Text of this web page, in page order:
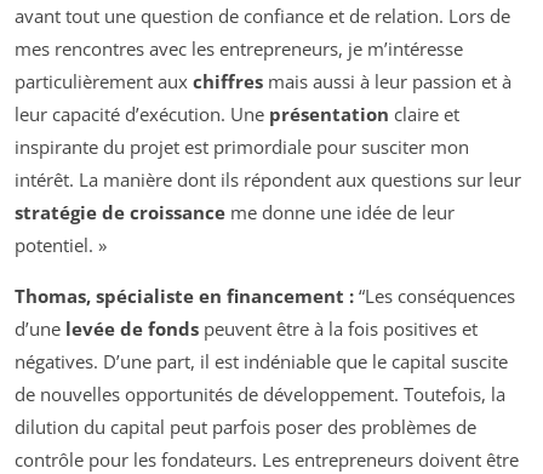
avant tout une question de confiance et de relation. Lors de
mes rencontres avec les entrepreneurs, je m’intéresse
particulièrement aux chiffres mais aussi à leur passion et à
leur capacité d’exécution. Une présentation claire et
inspirante du projet est primordiale pour susciter mon
intérêt. La manière dont ils répondent aux questions sur leur
stratégie de croissance me donne une idée de leur
potentiel. »
Thomas, spécialiste en financement : “Les conséquences
d’une levée de fonds peuvent être à la fois positives et
négatives. D’une part, il est indéniable que le capital suscite
de nouvelles opportunités de développement. Toutefois, la
dilution du capital peut parfois poser des problèmes de
contrôle pour les fondateurs. Les entrepreneurs doivent être